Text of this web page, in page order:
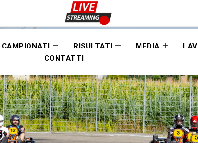
CAMPIONATI RISULTATI MEDIA
CONTATTI